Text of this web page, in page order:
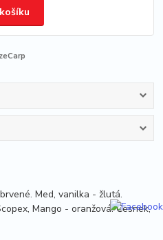
Med, vanilka - žlutá.
Mango - oranžová. Česnek,